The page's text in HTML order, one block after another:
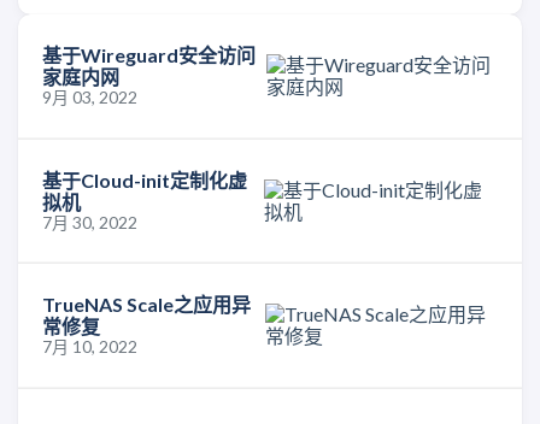
基于Wireguard安全访问
家庭内网
9月 03, 2022
基于Cloud-init定制化虚
拟机
7月 30, 2022
TrueNAS Scale之应用异
常修复
7月 10, 2022